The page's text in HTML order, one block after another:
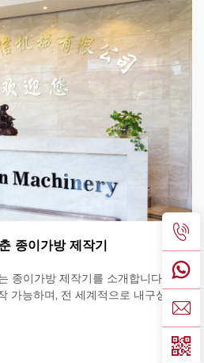
종이가방 제작기
종이가방 제작기를 소개합니다.
가능하며, 전 세계적으로 내구성,
소화로 신뢰를 받고 있습니다. 전문
공합니다. 견적 요청을 지금 해보